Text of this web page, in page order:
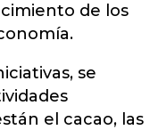
de los
se
el cacao, las